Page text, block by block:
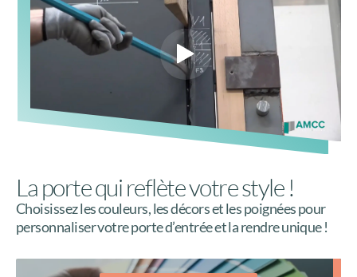
La porte qui reflète votre style !
Choisissez les couleurs, les décors et les poignées pour
personnaliser votre porte d’entrée et la rendre unique !